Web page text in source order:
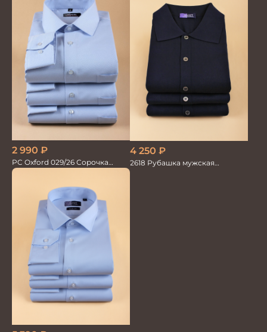
2 990 ₽
PC Oxford 029/26 Сорочка
4 250 ₽
2618 Рубашка мужская